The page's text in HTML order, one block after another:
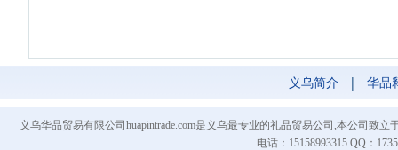
义乌简介 | 华品
义乌华品贸易有限公司huapintrade.com是义乌最专业的礼品贸易公司,本公司致
电话：15158993315 QQ：